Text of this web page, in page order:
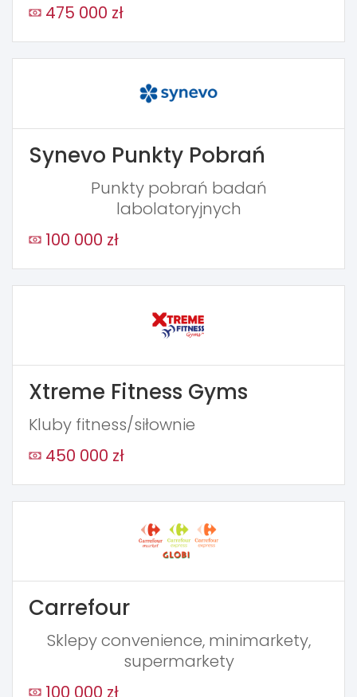
475 000 zł
Synevo Punkty Pobrań
Punkty pobrań badań
labolatoryjnych
100 000 zł
Xtreme Fitness Gyms
Kluby fitness/siłownie
450 000 zł
Carrefour
Sklepy convenience, minimarkety,
supermarkety
100 000 zł